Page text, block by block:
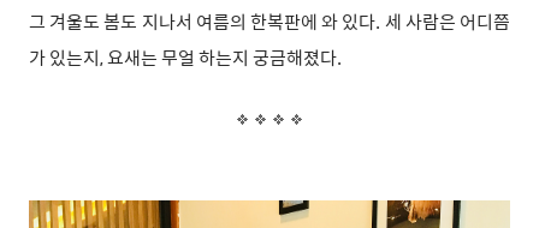
그 겨울도 봄도 지나서 여름의 한복판에 와 있다. 세 사람은 어디쯤
가 있는지, 요새는 무얼 하는지 궁금해졌다.